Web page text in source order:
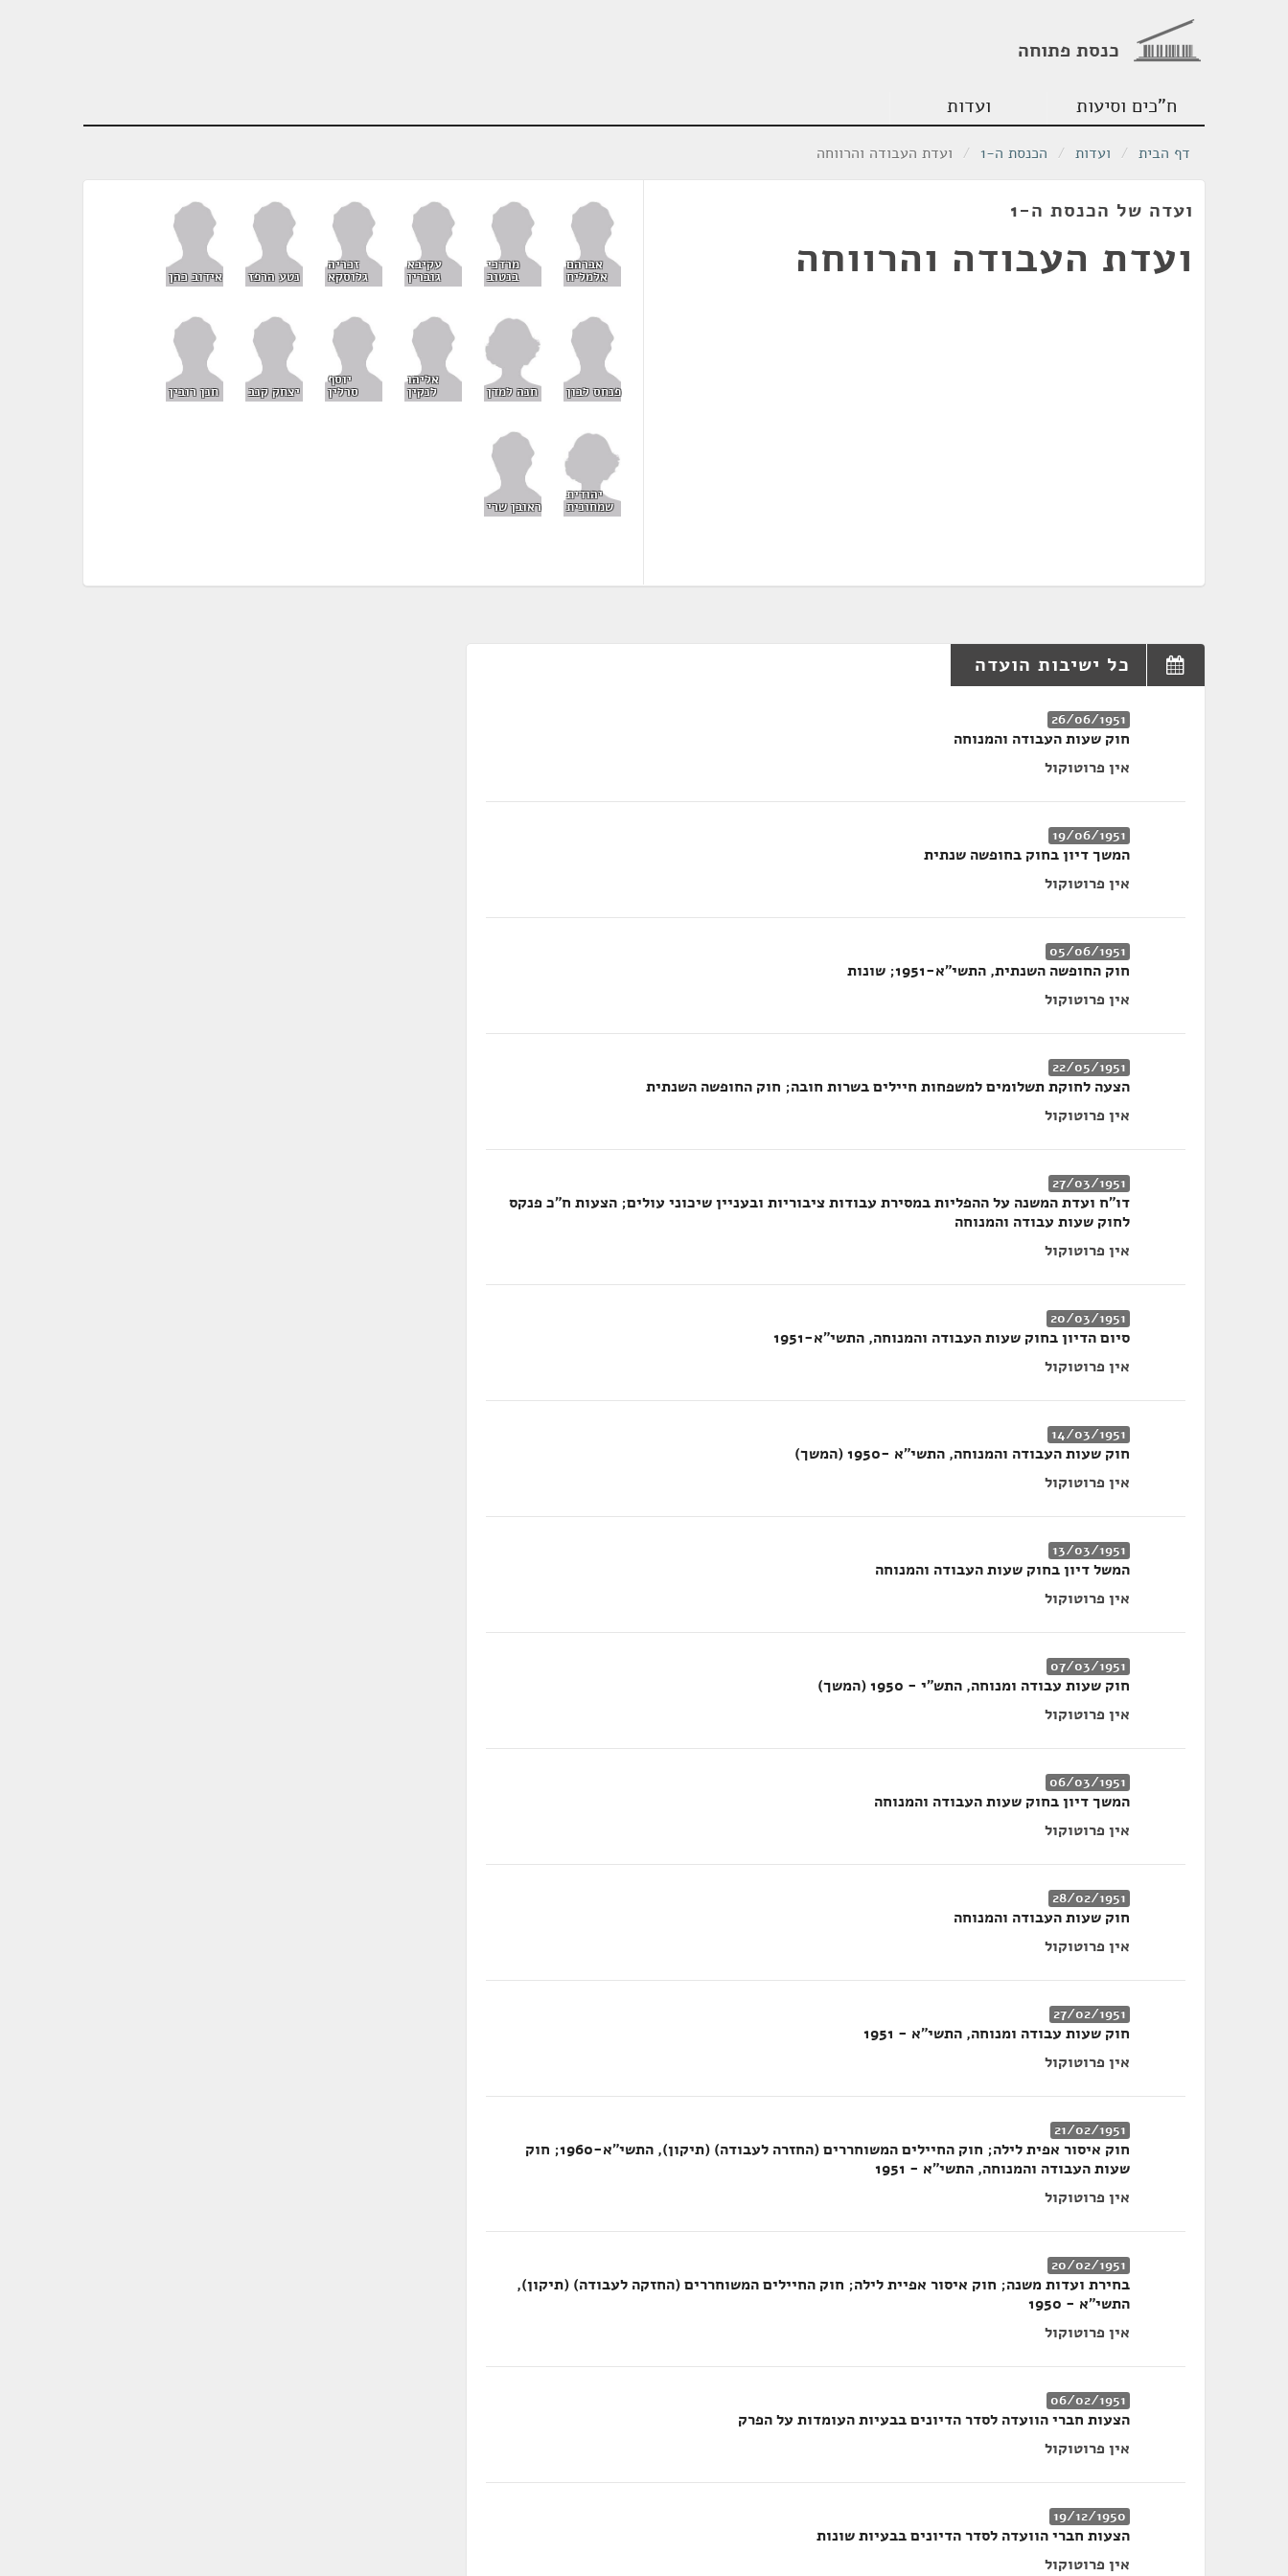
כנסת פתוחה
ח"כים וסיעות ועדות
דף הבית / ועדות / הכנסת ה-1 / ועדת העבודה והרווחה
ועדה של הכנסת ה-1
ועדת העבודה והרווחה אברהם
אלמליח
מרדכי
בנטוב
עקיבא
גוברין
זכריה
גלוסקא נטע הרפז אידוב כהן
פנחס לבון חנה למדן
אליהו
לנקין
יוסף
סרלין יצחק קנב חנן רובין
יהודית
שמחונית ראובן שרי
כל ישיבות הועדה
26/06/1951
חוק שעות העבודה והמנוחה
אין פרוטוקול
19/06/1951
המשך דיון בחוק בחופשה שנתית
אין פרוטוקול
05/06/1951
חוק החופשה השנתית, התשי"א-1951; שונות
אין פרוטוקול
22/05/1951
הצעה לחוקת תשלומים למשפחות חיילים בשרות חובה; חוק החופשה השנתית
אין פרוטוקול
27/03/1951
דו"ח ועדת המשנה על ההפליות במסירת עבודות ציבוריות ובעניין שיכוני עולים; הצעות ח"כ פנקס
לחוק שעות עבודה והמנוחה
אין פרוטוקול
20/03/1951
סיום הדיון בחוק שעות העבודה והמנוחה, התשי"א-1951
אין פרוטוקול
14/03/1951
חוק שעות העבודה והמנוחה, התשי"א -1950 (המשך)
אין פרוטוקול
13/03/1951
המשל דיון בחוק שעות העבודה והמנוחה
אין פרוטוקול
07/03/1951
חוק שעות עבודה ומנוחה, התש"י - 1950 (המשך)
אין פרוטוקול
06/03/1951
המשך דיון בחוק שעות העבודה והמנוחה
אין פרוטוקול
28/02/1951
חוק שעות העבודה והמנוחה
אין פרוטוקול
27/02/1951
חוק שעות עבודה ומנוחה, התשי"א - 1951
אין פרוטוקול
21/02/1951
חוק איסור אפית לילה; חוק החיילים המשוחררים (החזרה לעבודה) (תיקון), התשי"א-1960; חוק
שעות העבודה והמנוחה, התשי"א - 1951
אין פרוטוקול
20/02/1951
בחירת ועדות משנה; חוק איסור אפיית לילה; חוק החיילים המשוחררים (החזקה לעבודה) (תיקון),
התשי"א - 1950
אין פרוטוקול
06/02/1951
הצעות חברי הוועדה לסדר הדיונים בבעיות העומדות על הפרק
אין פרוטוקול
19/12/1950
הצעות חברי הוועדה לסדר הדיונים בבעיות שונות
אין פרוטוקול